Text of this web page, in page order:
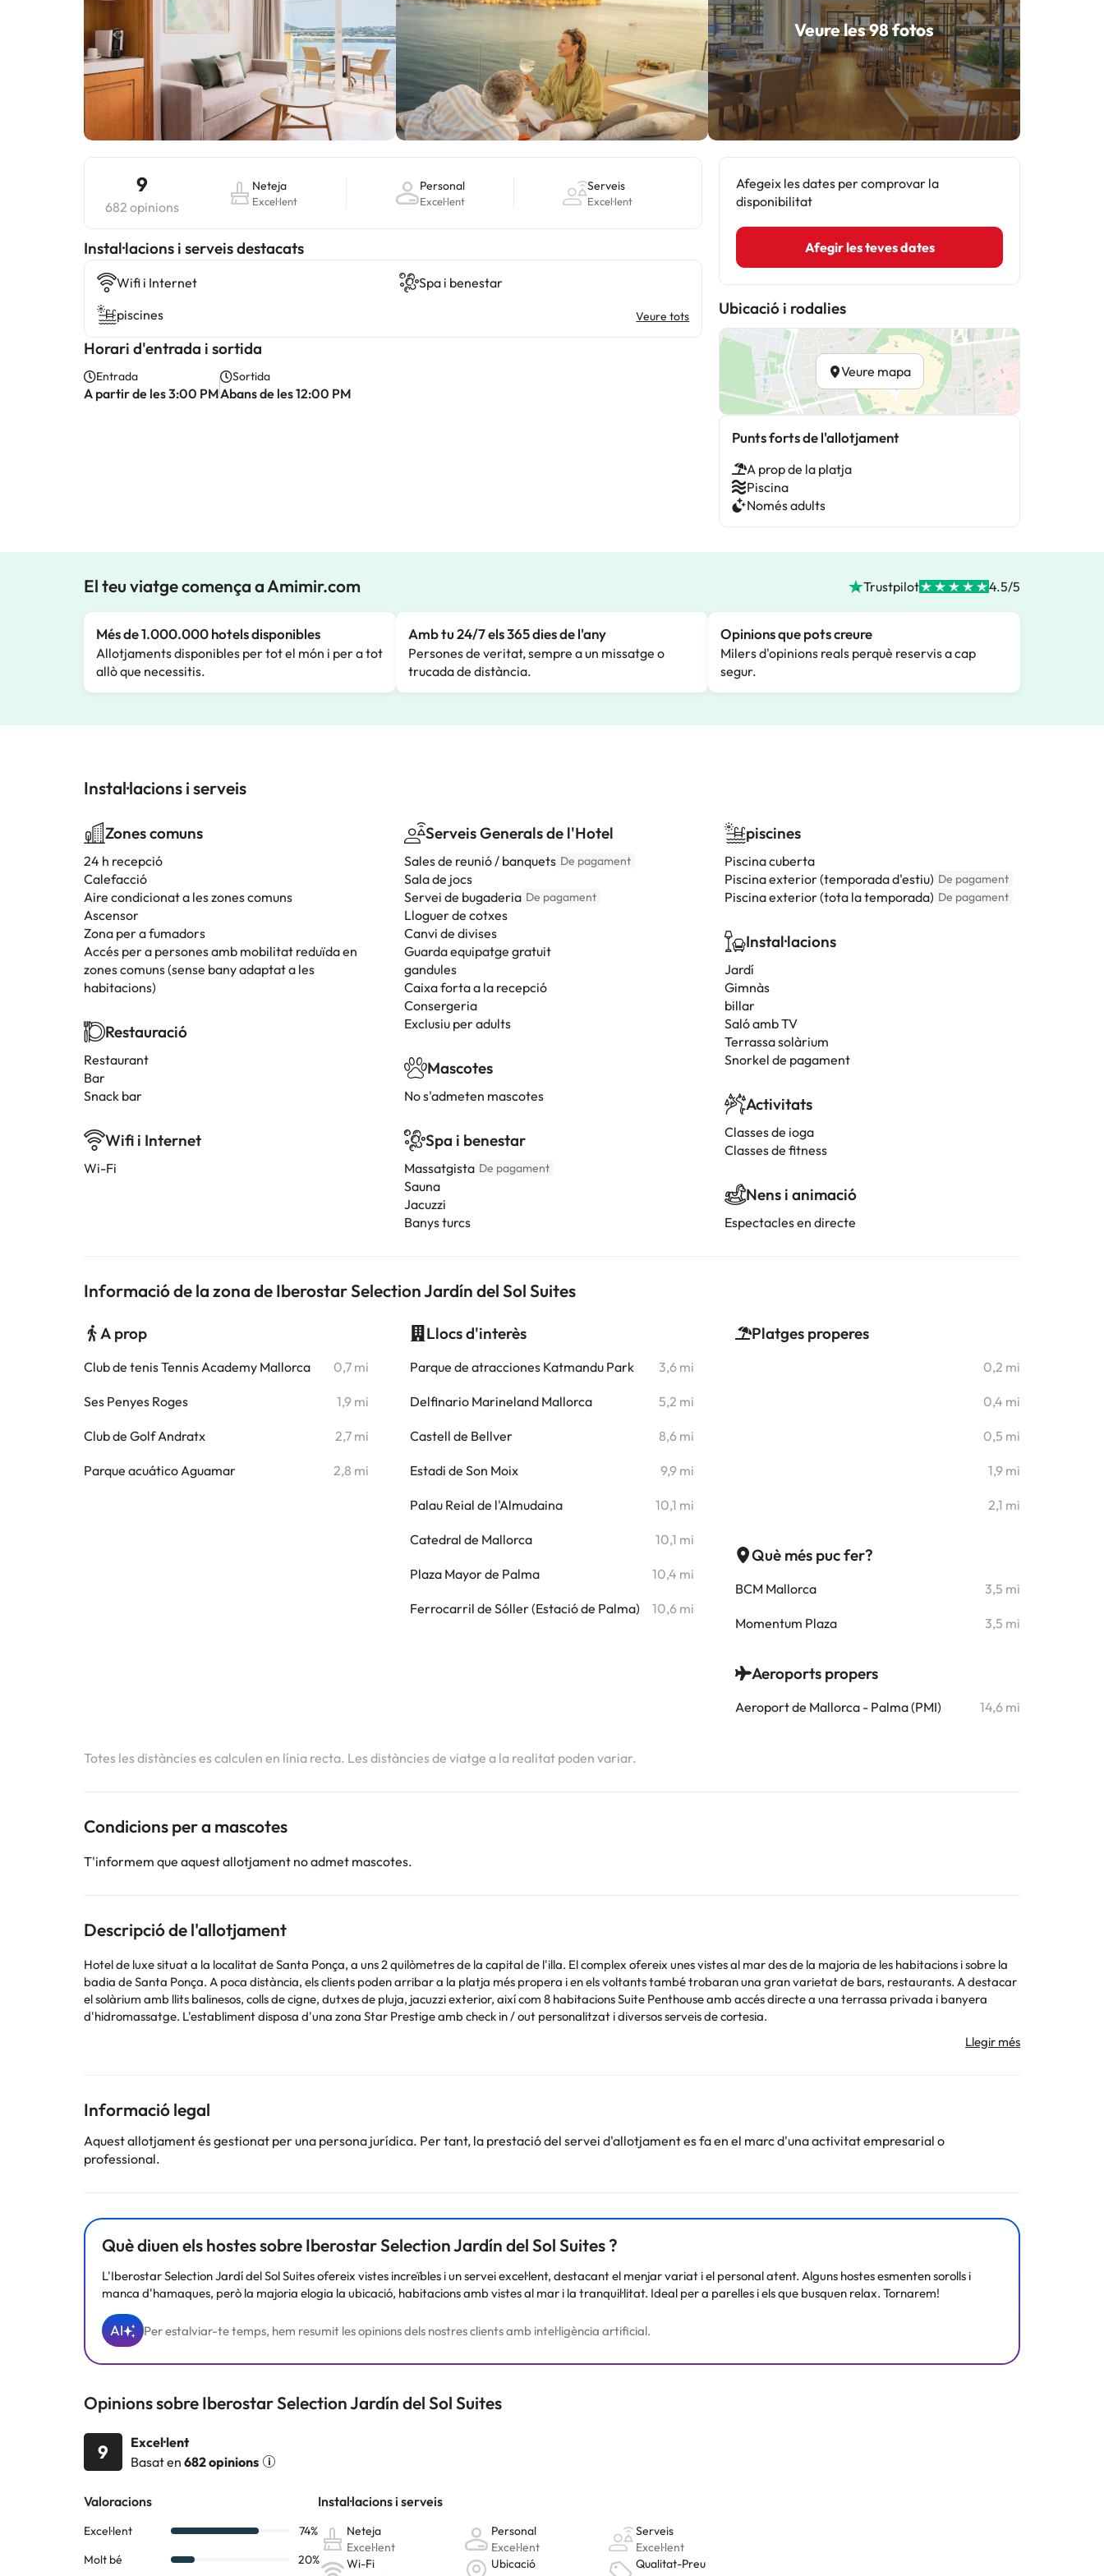
Veure les 98 fotos
9
682 opinions
Neteja
Excel·lent
Personal
Excel·lent
Serveis
Excel·lent
Instal·lacions i serveis destacats
Wifi i Internet
Spa i benestar
piscines
Veure tots
Horari d'entrada i sortida
Entrada
A partir de les 3:00 PM
Sortida
Abans de les 12:00 PM
Afegeix les dates per comprovar la
disponibilitat
Afegir les teves dates
Ubicació i rodalies
Veure mapa
Punts forts de l'allotjament
A prop de la platja
Piscina
Només adults
El teu viatge comença a Amimir.com Trustpilot 4.5/5
Més de 1.000.000 hotels disponibles
Allotjaments disponibles per tot el món i per a tot
allò que necessitis.
Amb tu 24/7 els 365 dies de l'any
Persones de veritat, sempre a un missatge o
trucada de distància.
Opinions que pots creure
Milers d'opinions reals perquè reservis a cap
segur.
Instal·lacions i serveis
Zones comuns
24 h recepció
Calefacció
Aire condicionat a les zones comuns
Ascensor
Zona per a fumadors
Accés per a persones amb mobilitat reduïda en
zones comuns (sense bany adaptat a les
habitacions)
Restauració
Restaurant
Bar
Snack bar
Wifi i Internet
Wi-Fi
Serveis Generals de l'Hotel
Sales de reunió / banquets De pagament
Sala de jocs
Servei de bugaderia De pagament
Lloguer de cotxes
Canvi de divises
Guarda equipatge gratuit
gandules
Caixa forta a la recepció
Consergeria
Exclusiu per adults
Mascotes
No s'admeten mascotes
Spa i benestar
Massatgista De pagament
Sauna
Jacuzzi
Banys turcs
piscines
Piscina cuberta
Piscina exterior (temporada d'estiu) De pagament
Piscina exterior (tota la temporada) De pagament
Instal·lacions
Jardí
Gimnàs
billar
Saló amb TV
Terrassa solàrium
Snorkel de pagament
Activitats
Classes de ioga
Classes de fitness
Nens i animació
Espectacles en directe
Informació de la zona de Iberostar Selection Jardín del Sol Suites
A prop
Club de tenis Tennis Academy Mallorca 0,7 mi
Ses Penyes Roges 1,9 mi
Club de Golf Andratx 2,7 mi
Parque acuático Aguamar 2,8 mi
Llocs d'interès
Parque de atracciones Katmandu Park 3,6 mi
Delfinario Marineland Mallorca 5,2 mi
Castell de Bellver 8,6 mi
Estadi de Son Moix 9,9 mi
Palau Reial de l'Almudaina 10,1 mi
Catedral de Mallorca 10,1 mi
Plaza Mayor de Palma 10,4 mi
Ferrocarril de Sóller (Estació de Palma) 10,6 mi
Platges properes
0,2 mi
0,4 mi
0,5 mi
1,9 mi
2,1 mi
Què més puc fer?
BCM Mallorca 3,5 mi
Momentum Plaza 3,5 mi
Aeroports propers
Aeroport de Mallorca - Palma (PMI) 14,6 mi
Totes les distàncies es calculen en línia recta. Les distàncies de viatge a la realitat poden variar.
Condicions per a mascotes
T'informem que aquest allotjament no admet mascotes.
Descripció de l'allotjament
Hotel de luxe situat a la localitat de Santa Ponça, a uns 2 quilòmetres de la capital de l'illa. El complex ofereix unes vistes al mar des de la majoria de les habitacions i sobre la
badia de Santa Ponça. A poca distància, els clients poden arribar a la platja més propera i en els voltants també trobaran una gran varietat de bars, restaurants. A destacar
el solàrium amb llits balinesos, colls de cigne, dutxes de pluja, jacuzzi exterior, així com 8 habitacions Suite Penthouse amb accés directe a una terrassa privada i banyera
d'hidromassatge. L'establiment disposa d'una zona Star Prestige amb check in / out personalitzat i diversos serveis de cortesia.
Informació legal
Aquest allotjament és gestionat per una persona jurídica. Per tant, la prestació del servei d'allotjament es fa en el marc d'una activitat empresarial o
professional.
Què diuen els hostes sobre Iberostar Selection Jardín del Sol Suites ?
L'Iberostar Selection Jardí del Sol Suites ofereix vistes increïbles i un servei excel·lent, destacant el menjar variat i el personal atent. Alguns hostes esmenten sorolls i
manca d'hamaques, però la majoria elogia la ubicació, habitacions amb vistes al mar i la tranquil·litat. Ideal per a parelles i els que busquen relax. Tornarem!
AI Per estalviar-te temps, hem resumit les opinions dels nostres clients amb intel·ligència artificial.
Opinions sobre Iberostar Selection Jardín del Sol Suites
9
Excel·lent
Basat en 682 opinions